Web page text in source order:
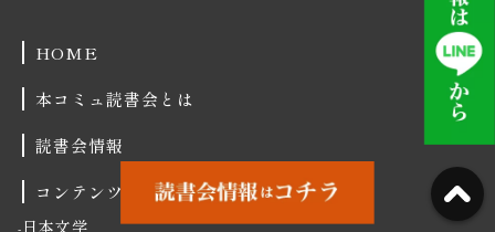
HOME
本コミュ読書会とは
読書会情報
コンテンツ
日本文学